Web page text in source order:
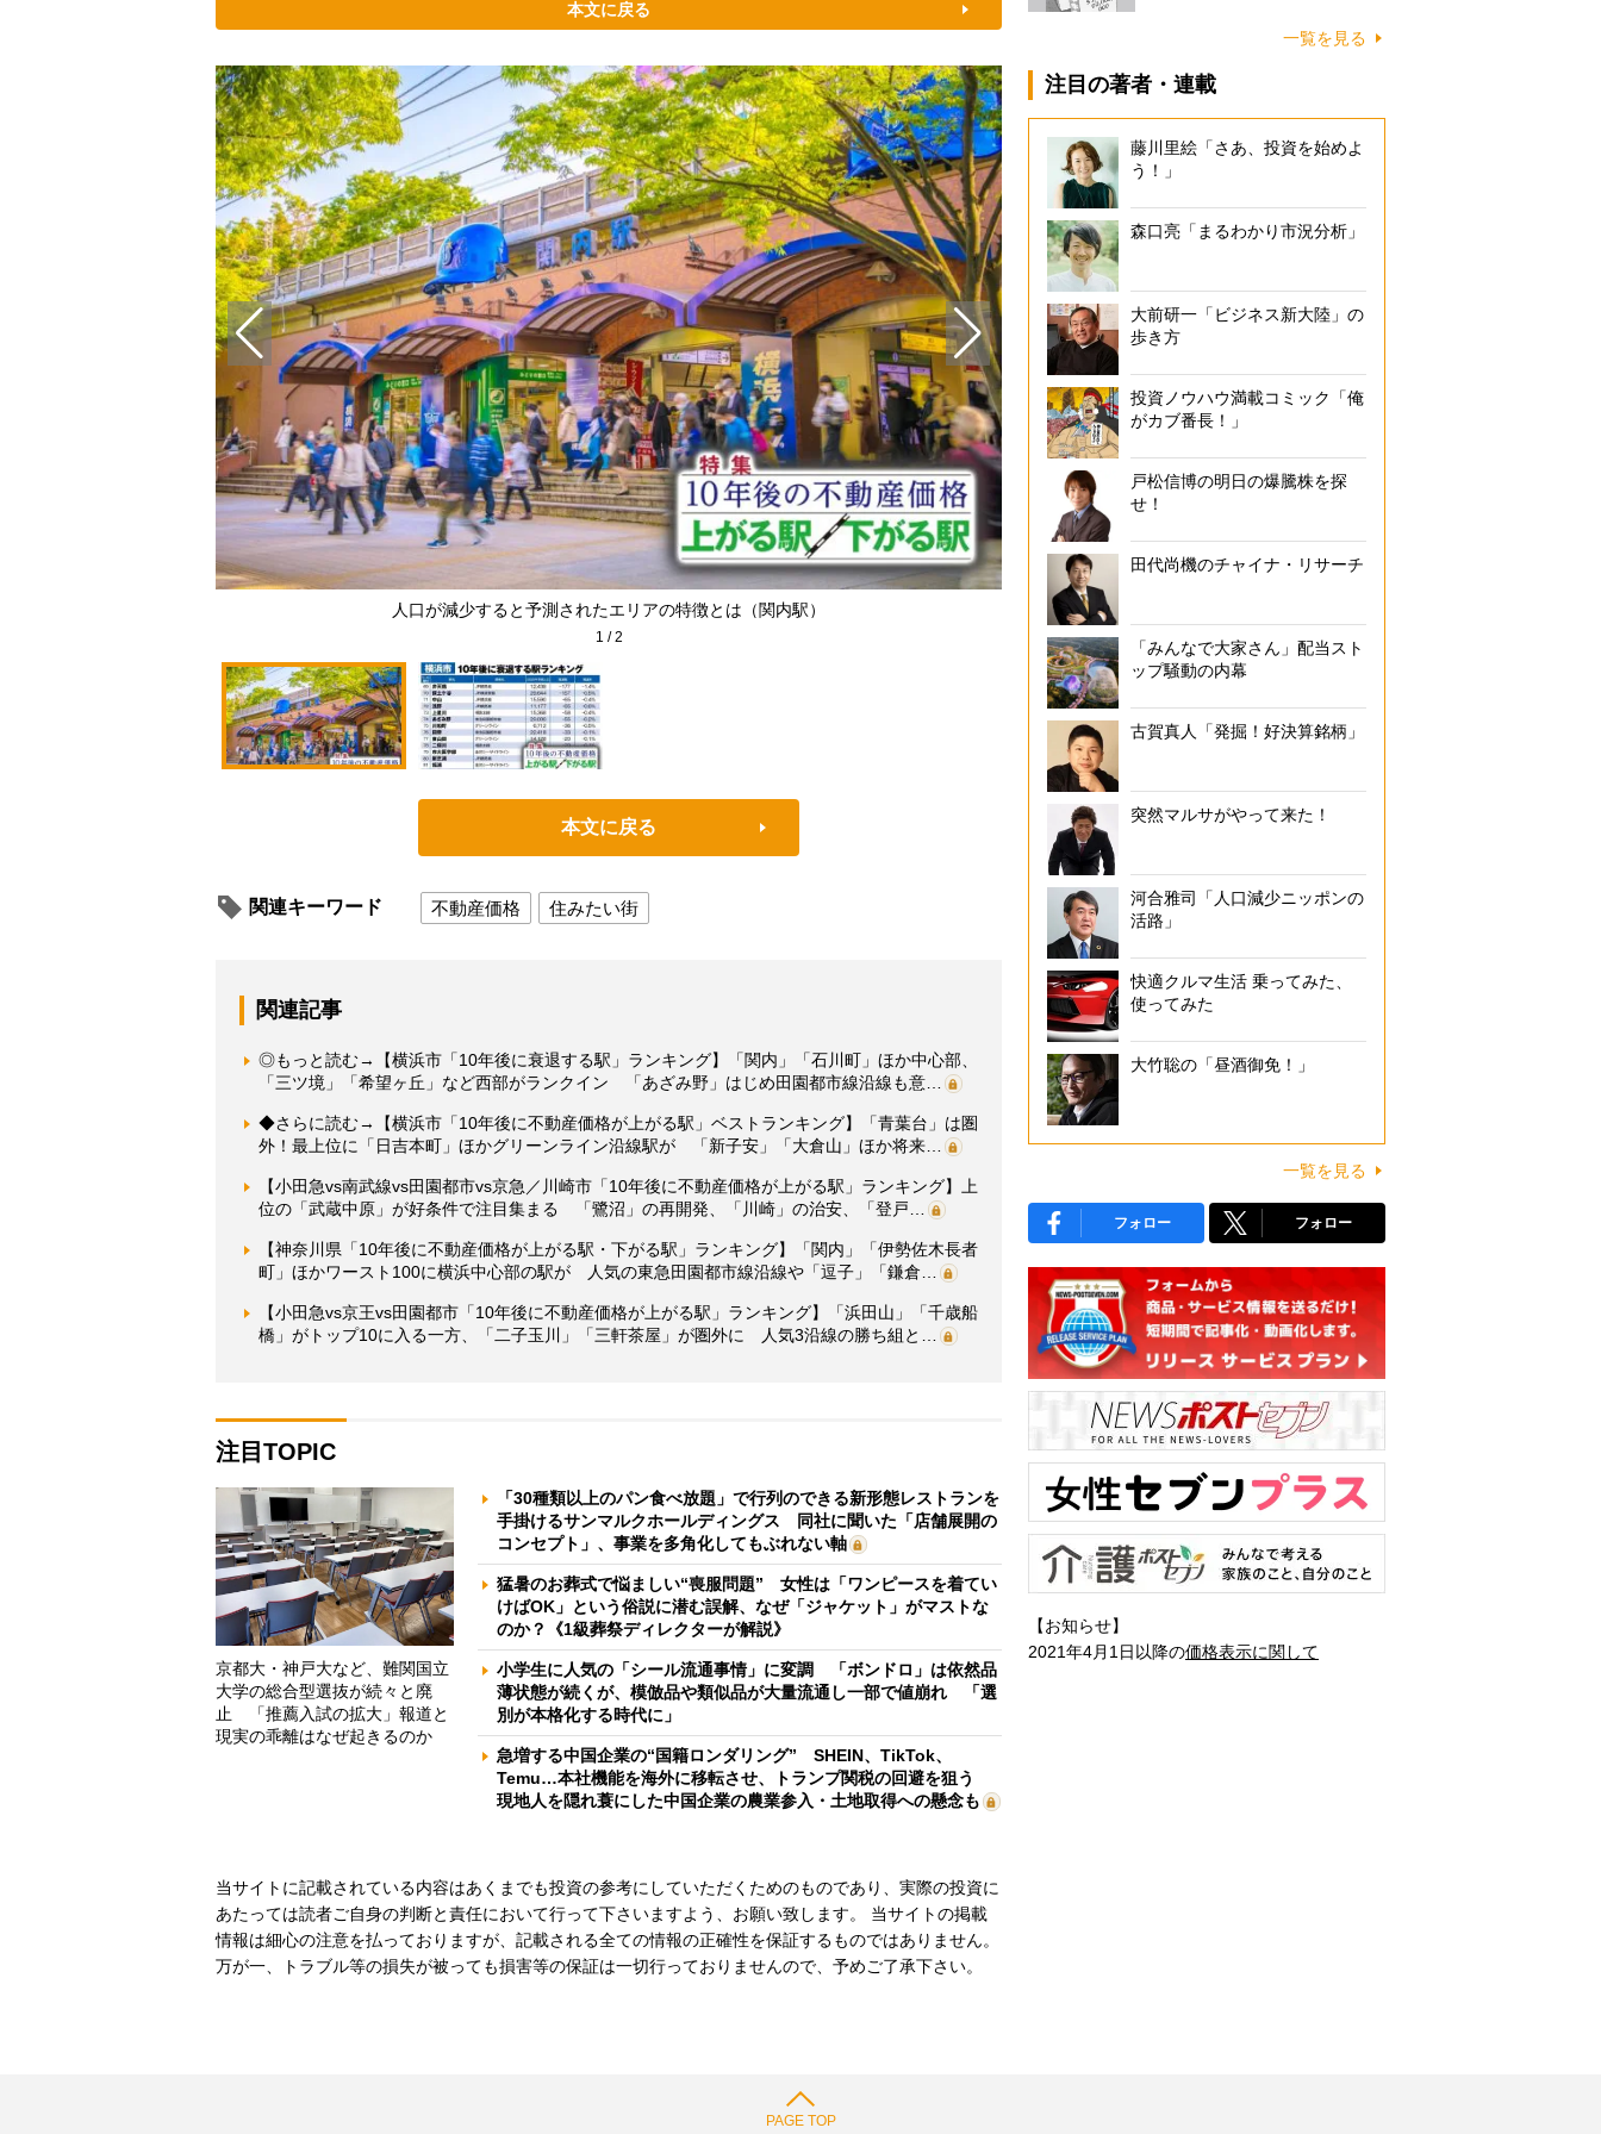
本文に戻る
人口が減少すると予測されたエリアの特徴とは（関内駅）
1 /2
本文に戻る
関連キーワード 不動産価格 住みたい街
関連記事
◎もっと読む→【横浜市「10年後に衰退する駅」ランキング】「関内」「石川町」ほか中心部、
「三ツ境」「希望ヶ丘」など西部がランクイン 「あざみ野」はじめ田園都市線沿線も意…
◆さらに読む→【横浜市「10年後に不動産価格が上がる駅」ベストランキング】「青葉台」は圏
外！最上位に「日吉本町」ほかグリーンライン沿線駅が 「新子安」「大倉山」ほか将来…
【小田急vs南武線vs田園都市vs京急／川崎市「10年後に不動産価格が上がる駅」ランキング】上
位の「武蔵中原」が好条件で注目集まる 「鷺沼」の再開発、「川崎」の治安、「登戸…
【神奈川県「10年後に不動産価格が上がる駅・下がる駅」ランキング】「関内」「伊勢佐木長者
町」ほかワースト100に横浜中心部の駅が 人気の東急田園都市線沿線や「逗子」「鎌倉…
【小田急vs京王vs田園都市「10年後に不動産価格が上がる駅」ランキング】「浜田山」「千歳船
橋」がトップ10に入る一方、「二子玉川」「三軒茶屋」が圏外に 人気3沿線の勝ち組と…
注目TOPIC
京都大・神戸大など、難関国立
大学の総合型選抜が続々と廃
止 「推薦入試の拡大」報道と
現実の乖離はなぜ起きるのか
「30種類以上のパン食べ放題」で行列のできる新形態レストランを
手掛けるサンマルクホールディングス 同社に聞いた「店舗展開の
コンセプト」、事業を多角化してもぶれない軸
猛暑のお葬式で悩ましい“喪服問題” 女性は「ワンピースを着てい
けばOK」という俗説に潜む誤解、なぜ「ジャケット」がマストな
のか？《1級葬祭ディレクターが解説》
小学生に人気の「シール流通事情」に変調 「ボンドロ」は依然品
薄状態が続くが、模倣品や類似品が大量流通し一部で値崩れ 「選
別が本格化する時代に」
急増する中国企業の“国籍ロンダリング” SHEIN、TikTok、
Temu…本社機能を海外に移転させ、トランプ関税の回避を狙う
現地人を隠れ蓑にした中国企業の農業参入・土地取得への懸念も
当サイトに記載されている内容はあくまでも投資の参考にしていただくためのものであり、実際の投資に
あたっては読者ご自身の判断と責任において行って下さいますよう、お願い致します。 当サイトの掲載
情報は細心の注意を払っておりますが、記載される全ての情報の正確性を保証するものではありません。
万が一、トラブル等の損失が被っても損害等の保証は一切行っておりませんので、予めご了承下さい。
一覧を見る
注目の著者・連載
藤川里絵「さあ、投資を始めよ
う！」
森口亮「まるわかり市況分析」
大前研一「ビジネス新大陸」の
歩き方
投資ノウハウ満載コミック「俺
がカブ番長！」
戸松信博の明日の爆騰株を探
せ！
田代尚機のチャイナ・リサーチ
「みんなで大家さん」配当スト
ップ騒動の内幕
古賀真人「発掘！好決算銘柄」
突然マルサがやって来た！
河合雅司「人口減少ニッポンの
活路」
快適クルマ生活 乗ってみた、
使ってみた
大竹聡の「昼酒御免！」
一覧を見る
フォロー フォロー
【お知らせ】
2021年4月1日以降の価格表示に関して
PAGE TOP